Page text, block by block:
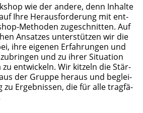
wie der ande­re, denn Inhal­te
Ihre Her­aus­for­de­rung mit ent­
Metho­den zuge­schnit­ten. Auf
Ansat­zes unter­stüt­zen wir die
ihre eige­nen Erfah­run­gen und
und zu ihrer Situa­ti­on
zu ent­wi­ckeln. Wir kit­zeln die Stär­
der Grup­pe her­aus und beglei­
zu Ergeb­nis­sen, die für alle trag­fä­